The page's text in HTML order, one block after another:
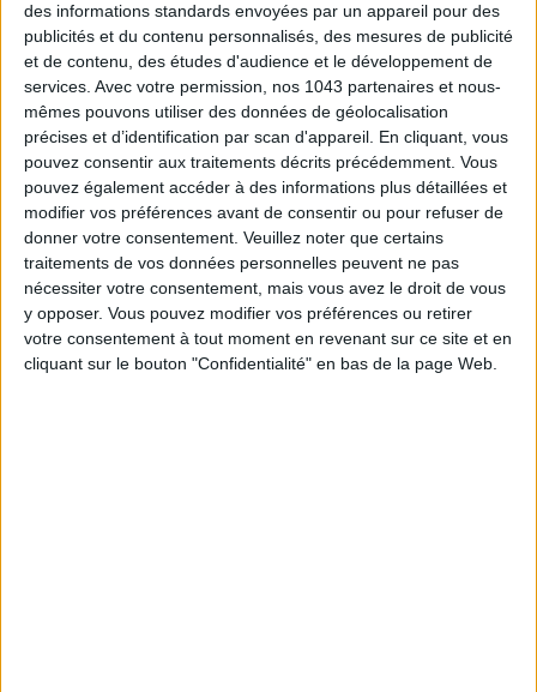
des informations standards envoyées par un appareil pour des
publicités et du contenu personnalisés, des mesures de publicité
et de contenu, des études d'audience et le développement de
services. Avec votre permission, nos 1043 partenaires et nous-
mêmes pouvons utiliser des données de géolocalisation
précises et d’identification par scan d'appareil. En cliquant, vous
pouvez consentir aux traitements décrits précédemment. Vous
pouvez également accéder à des informations plus détaillées et
modifier vos préférences avant de consentir ou pour refuser de
donner votre consentement. Veuillez noter que certains
traitements de vos données personnelles peuvent ne pas
nécessiter votre consentement, mais vous avez le droit de vous
y opposer. Vous pouvez modifier vos préférences ou retirer
votre consentement à tout moment en revenant sur ce site et en
cliquant sur le bouton "Confidentialité" en bas de la page Web.
CONNAISSEZ-VOUS LE AIRBNB DE LA PISCINE AUTOUR DE PARIS ?
LES SNEAKERS STARS DE L’ÉTÉ